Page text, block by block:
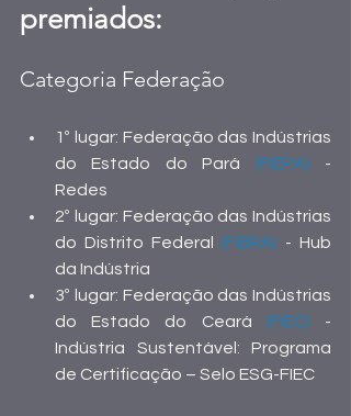
premiados:
Categoria Federação
1º lugar: Federação das Indústrias
do Estado do Pará (FIEPA) -
Redes
2º lugar: Federação das Indústrias
do Distrito Federal (FIBRA) - Hub
da Indústria
3º lugar: Federação das Indústrias
do Estado do Ceará (FIEC) -
Indústria Sustentável: Programa
de Certificação – Selo ESG-FIEC